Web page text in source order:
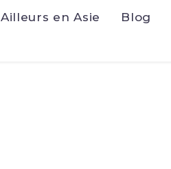
Ailleurs en Asie Blog